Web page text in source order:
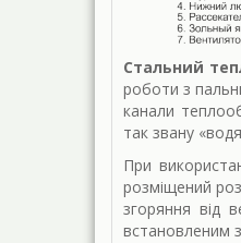
Стальний
роботи з
канали
так звану
При
розміщений
згоряння від
встановленим